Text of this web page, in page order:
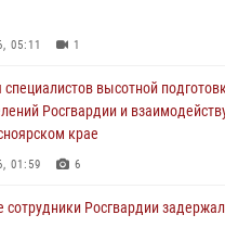
05:11 1
высотной
Росгвардии и
крае
01:59 6
сотрудники Росгвардии